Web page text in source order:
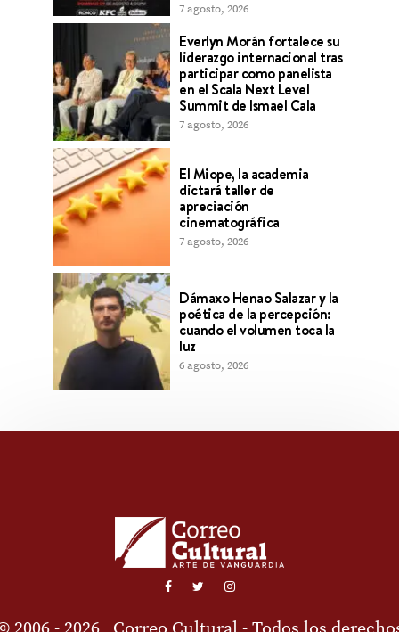
7 agosto, 2026
Everlyn Morán fortalece su
liderazgo internacional tras
participar como panelista
en el Scala Next Level
Summit de Ismael Cala
7 agosto, 2026
El Miope, la academia
dictará taller de
apreciación
cinematográfica
7 agosto, 2026
Dámaxo Henao Salazar y la
poética de la percepción:
cuando el volumen toca la
luz
6 agosto, 2026